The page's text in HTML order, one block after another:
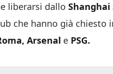
liberarsi dallo Shanghai
che hanno già
Arsenal e PSG.